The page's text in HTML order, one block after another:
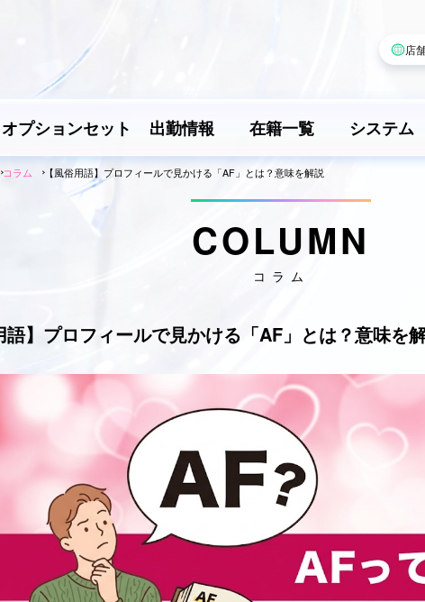
店
オプションセット 出勤情報 在籍一覧 システム
コラム 【風俗用語】プロフィールで見かける「AF」とは？意味を解説
COLUMN
コラム
語】プロフィールで見かける「AF」とは？意味を